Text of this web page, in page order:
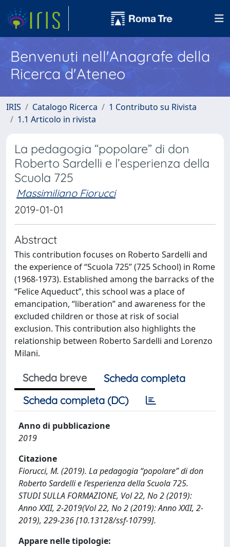
Benvenuti nell'Anagrafe della
Ricerca d'Ateneo
IRIS Catalogo Ricerca
1 Contributo su Rivista
1.1 Articolo in rivista
La pedagogia “popolare” di don
Roberto Sardelli e l’esperienza della
Scuola 725
Massimiliano Fiorucci
2019-01-01
Abstract
This contribution focuses on Roberto Sardelli and
the experience of “Scuola 725” (725 School) in Rome
(1968-1973). Established among the barracks of the
“Felice Aqueduct”, this school was a place of
emancipation, “liberation” and awareness for the
excluded children or those at risk of social
exclusion. This contribution also highlights the
relationship between Roberto Sardelli and Lorenzo
Milani.
Scheda breve
Scheda completa
Scheda completa (DC)
Anno di pubblicazione
2019
Citazione
Fiorucci, M. (2019). La pedagogia “popolare” di don
Roberto Sardelli e l’esperienza della Scuola 725.
STUDI SULLA FORMAZIONE, Vol 22, No 2 (2019):
Anno XXII, 2-2019(Vol 22, No 2 (2019): Anno XXII, 2-
2019), 229-236 [10.13128/ssf-10799].
Appare nelle tipologie: